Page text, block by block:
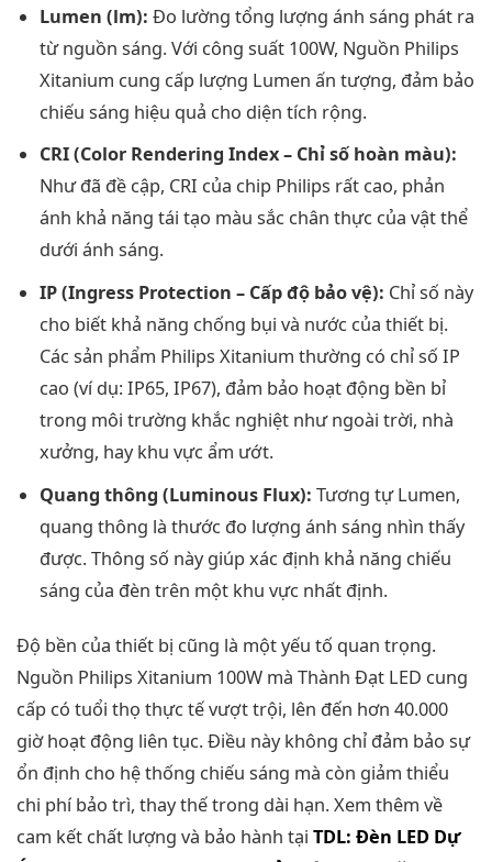
Lumen (lm): Đo lường tổng lượng ánh sáng phát ra
từ nguồn sáng. Với công suất 100W, Nguồn Philips
Xitanium cung cấp lượng Lumen ấn tượng, đảm bảo
chiếu sáng hiệu quả cho diện tích rộng.
CRI (Color Rendering Index – Chỉ số hoàn màu):
Như đã đề cập, CRI của chip Philips rất cao, phản
ánh khả năng tái tạo màu sắc chân thực của vật thể
dưới ánh sáng.
IP (Ingress Protection – Cấp độ bảo vệ): Chỉ số này
cho biết khả năng chống bụi và nước của thiết bị.
Các sản phẩm Philips Xitanium thường có chỉ số IP
cao (ví dụ: IP65, IP67), đảm bảo hoạt động bền bỉ
trong môi trường khắc nghiệt như ngoài trời, nhà
xưởng, hay khu vực ẩm ướt.
Quang thông (Luminous Flux): Tương tự Lumen,
quang thông là thước đo lượng ánh sáng nhìn thấy
được. Thông số này giúp xác định khả năng chiếu
sáng của đèn trên một khu vực nhất định.
Độ bền của thiết bị cũng là một yếu tố quan trọng.
Nguồn Philips Xitanium 100W mà Thành Đạt LED cung
cấp có tuổi thọ thực tế vượt trội, lên đến hơn 40.000
giờ hoạt động liên tục. Điều này không chỉ đảm bảo sự
ổn định cho hệ thống chiếu sáng mà còn giảm thiểu
chi phí bảo trì, thay thế trong dài hạn. Xem thêm về
cam kết chất lượng và bảo hành tại TDL: Đèn LED Dự